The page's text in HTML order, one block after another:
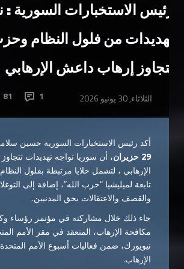
رئيس الاستخبارات السورية :
تهديدات من فلول النظام
تتجاوز إرهاب داعش الإرهابي
81 1 الثلاثاء, 30 يونيو 2026
أكد رئيس الاستخبارات السورية حسين
29 حزيران
، أن سوريا تواجه تهديدات
الإرهابي ، لتشمل خلايا مرتبطة بفلول
تابعة لميليشيا “حزب الله”، إضافة إلى
والقصف والاعتقالات بحق المدنيين.
جاء ذلك خلال مشاركته في مؤتمر رؤساء
مكافحة الإرهاب، المنعقد في مقر الأمم
نيويورك، ضمن فعاليات أسبوع الأمم
الإرهاب.